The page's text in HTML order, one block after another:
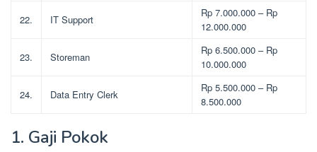
22. IT Support
Rp 7.000.000 – Rp
12.000.000
23. Storeman
Rp 6.500.000 – Rp
10.000.000
24. Data Entry Clerk
Rp 5.500.000 – Rp
8.500.000
1. Gaji Pokok